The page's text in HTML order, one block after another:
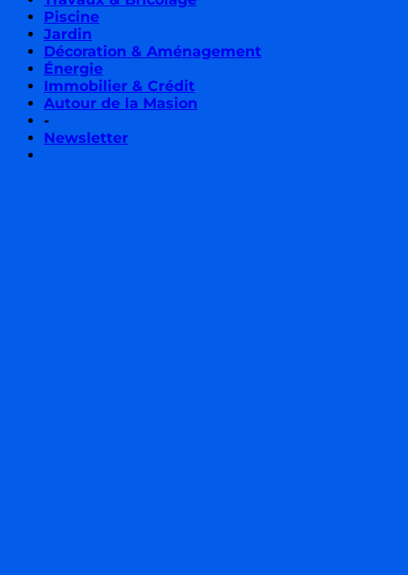
Piscine
Jardin
Décoration & Aménagement
Énergie
Immobilier & Crédit
Autour de la Masion
-
Newsletter